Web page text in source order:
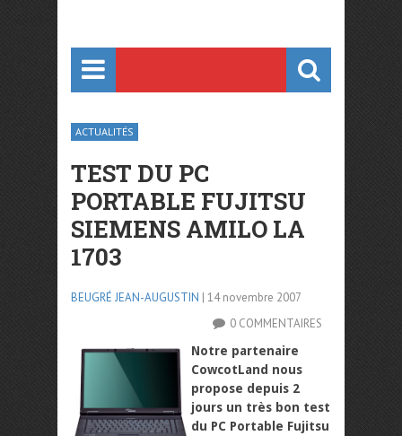
ACTUALITÉS
TEST DU PC
PORTABLE FUJITSU
SIEMENS AMILO LA
1703
BEUGRÉ JEAN-AUGUSTIN | 14 novembre 2007
0 COMMENTAIRES
Notre partenaire
CowcotLand nous
propose depuis 2
jours un très bon test
du PC Portable Fujitsu